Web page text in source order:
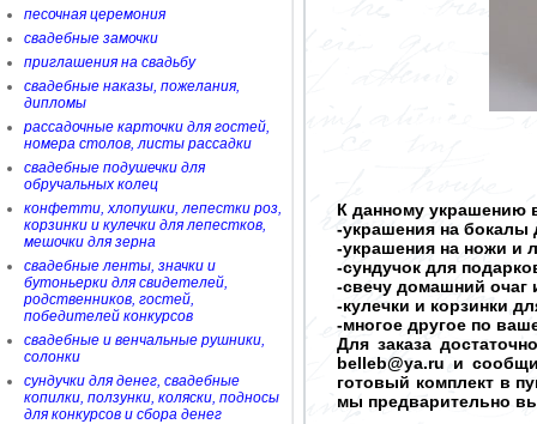
песочная церемония
свадебные замочки
приглашения на свадьбу
свадебные наказы, пожелания,
дипломы
рассадочные карточки для гостей,
номера столов, листы рассадки
свадебные подушечки для
обручальных колец
конфетти, хлопушки, лепестки роз,
корзинки и кулечки для лепестков,
мешочки для зерна
свадебные ленты, значки и
бутоньерки для свидетелей,
родственников, гостей,
победителей конкурсов
свадебные и венчальные рушники,
солонки
сундучки для денег, свадебные
копилки, ползунки, коляски, подносы
для конкурсов и сбора денег
К данному украшению
-украшения на бокалы
-украшения на ножи и
-сундучок для
-свечу домашний очаг
-кулечки и корзинки
-многое другое по
Для заказа
belleb@ya.ru и
готовый комплект в
мы предварительно